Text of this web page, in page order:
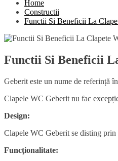
Home
Constructii
Functii Si Beneficii La
Functii Si Beneficii
Geberit este un nume de referință
Clapele WC Geberit nu fac
Design:
Clapele WC Geberit se disting prin
Funcţionalitate: